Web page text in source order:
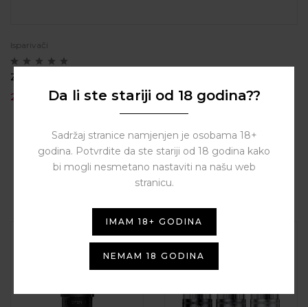
Isparivači
Z-Coil 0.8Ω /1.2/1.6Ω – Innokin
2,50
Related Products
Da li ste stariji od 18 godina??
Sadržaj stranice namjenjen je osobama 18+
godina. Potvrdite da ste stariji od 18 godina kako
bi mogli nesmetano nastaviti na našu web
stranicu.
IMAM 18+ GODINA
NEMAM 18 GODINA